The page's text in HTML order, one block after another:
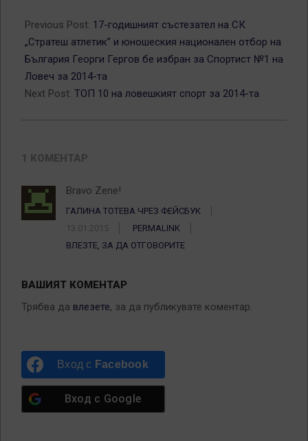
01-
13
Previous Post: 17-годишният състезател на СК
„Стратеш атлетик” и юношеския национален отбор на
България Георги Гергов бе избран за Спортист №1 на
Ловеч за 2014-та
Next Post: ТОП 10 на ловешкият спорт за 2014-та
1 КОМЕНТАР
Bravo Zene!
ГАЛИНА ТОТЕВА ЧРЕЗ ФЕЙСБУК
13.01.2015
PERMALINK
ВЛЕЗТЕ, ЗА ДА ОТГОВОРИТЕ
ВАШИЯТ КОМЕНТАР
Трябва да влезете, за да публикувате коментар.
Вход с Facebook
Вход с Google